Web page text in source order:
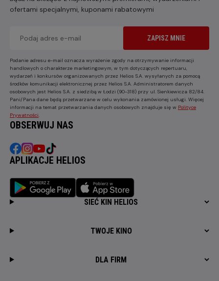
ofertami specjalnymi, kuponami rabatowymi
ZAPISZ MNIE
Podanie adresu e-mail oznacza wyrażenie zgody na otrzymywanie informacji
handlowych o charakterze marketingowym, w tym dotyczących repertuaru,
wydarzeń i konkursów organizowanych przez Helios S.A. wysyłanych za pomocą
środków komunikacji elektronicznej przez Helios S.A. Administratorem danych
osobowych jest Helios S.A. z siedzibą w Łodzi (90-318) przy ul. Sienkiewicza 82/84.
Pani/Pana dane będą przetwarzane w celu wykonania zamówionej usługi. Więcej
informacji na temat przetwarzania danych osobowych znajduje się w Polityce
Prywatności
OBSERWUJ NAS
APLIKACJE HELIOS
SIEĆ KIN HELIOS
TWOJE KINO
DLA FIRM